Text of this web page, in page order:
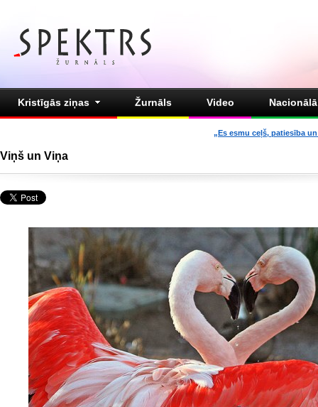
Kristīgās ziņas Žurnāls Video
„Es esmu ceļš, patiesība
Viņš un Viņa